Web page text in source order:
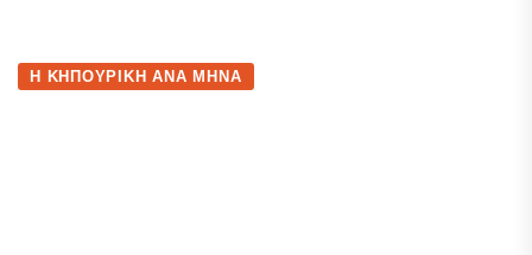
Η ΚΗΠΟΥΡΙΚΉ ΑΝΆ ΜΉΝΑ